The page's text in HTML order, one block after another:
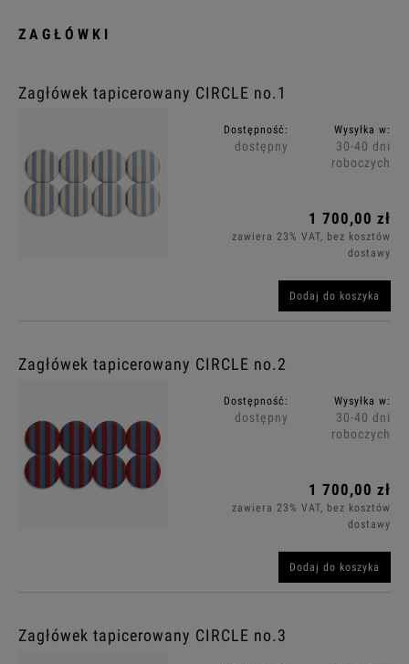
ZAGŁÓWKI
Zagłówek tapicerowany CIRCLE no.1
Dostępność:
dostępny
Wysyłka w:
30-40 dni
roboczych
1 700,00 zł
zawiera 23% VAT, bez kosztów
dostawy
Dodaj do koszyka
Zagłówek tapicerowany CIRCLE no.2
Dostępność:
dostępny
Wysyłka w:
30-40 dni
roboczych
1 700,00 zł
zawiera 23% VAT, bez kosztów
dostawy
Dodaj do koszyka
Zagłówek tapicerowany CIRCLE no.3